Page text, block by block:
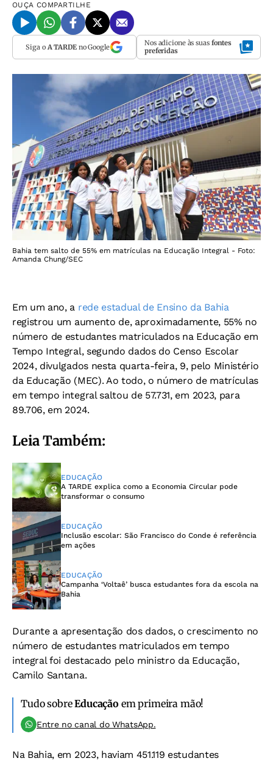
OUÇA COMPARTILHE
Siga o A TARDEno Google Nos adicione às suas fontes
preferidas
Bahia tem salto de 55% em matrículas na Educação Integral - Foto:
Amanda Chung/SEC
Em um ano, a rede estadual de Ensino da Bahia
registrou um aumento de, aproximadamente, 55% no
número de estudantes matriculados na Educação em
Tempo Integral, segundo dados do Censo Escolar
2024, divulgados nesta quarta-feira, 9, pelo Ministério
da Educação (MEC). Ao todo, o número de matrículas
em tempo integral saltou de 57.731, em 2023, para
89.706, em 2024.
Leia Também:
EDUCAÇÃO
A TARDE explica como a Economia Circular pode
transformar o consumo
EDUCAÇÃO
Inclusão escolar: São Francisco do Conde é referência
em ações
EDUCAÇÃO
Campanha ‘Voltaê’ busca estudantes fora da escola na
Bahia
Durante a apresentação dos dados, o crescimento no
número de estudantes matriculados em tempo
integral foi destacado pelo ministro da Educação,
Camilo Santana.
Tudo sobreEducação em primeira mão!
Entre no canal do WhatsApp.
Na Bahia, em 2023, haviam 451.119 estudantes